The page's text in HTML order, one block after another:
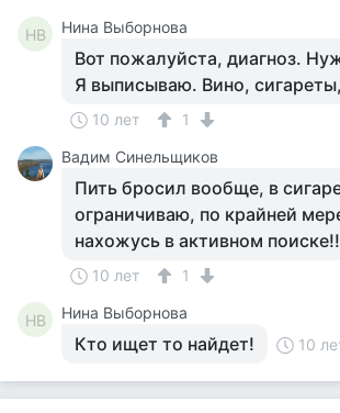
НВ Нина Выборнова
Вот пожалуйста, диагноз.
Я выписываю. Вино,
10 лет
1
Вадим Синельщиков
Пить бросил вообще, в
ограничиваю, по крайней
нахожусь в активном
10 лет 1
НВ Нина Выборнова
Кто ищет то найдет! 10